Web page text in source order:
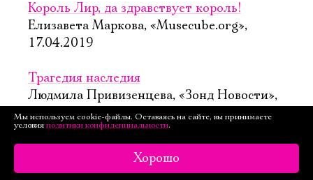
Король Лир, да здравствует король!
Елизавета Маркова, «Musecube.org»,
17.04.2019
Трагедия наследия
Людмила Привизенцева, «Зонд Новости»,
20.03.2019
Слепых ведут безумцы
Лариса Каневская, «Мнение», 19.03.2019
Мы используем cookie-файлы. Оставаясь на сайте, вы принимаете
условия политики конфиденциальности.
Хорошо